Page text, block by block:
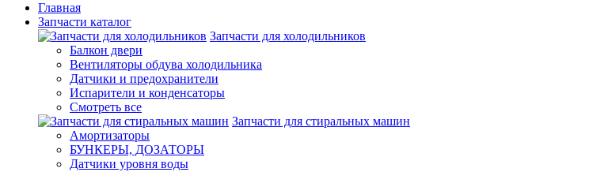
Главная
Запчасти каталог
Запчасти для холодильников
Балкон двери
Вентиляторы обдува холодильника
Датчики и предохранители
Испарители и конденсаторы
Смотреть все
Запчасти для стиральных машин
Амортизаторы
БУНКЕРЫ, ДОЗАТОРЫ
Датчики уровня воды